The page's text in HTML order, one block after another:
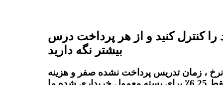
را کنترل کنید و از هر پرداخت درس
بیشتر نگه دارید
نرخ ، زمان تدریس پرداخت نشده صفر و هزینه